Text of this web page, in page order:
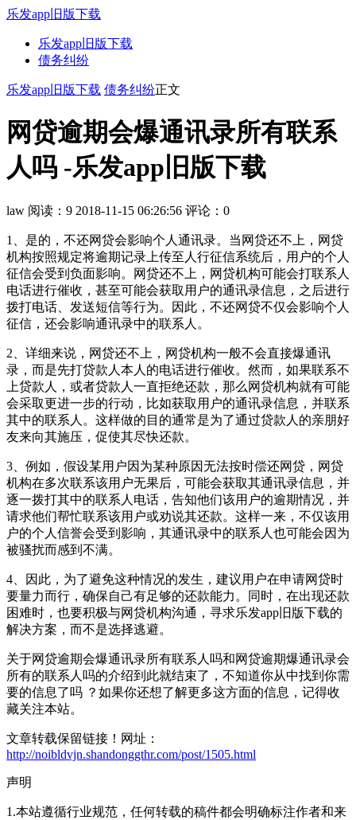
乐发app旧版下载
乐发app旧版下载
债务纠纷
乐发app旧版下载 债务纠纷正文
网贷逾期会爆通讯录所有联系
人吗 -乐发app旧版下载
law 阅读：9 2018-11-15 06:26:56 评论：0
1、是的，不还网贷会影响个人通讯录。当网贷还不上，网贷
机构按照规定将逾期记录上传至人行征信系统后，用户的个人
征信会受到负面影响。网贷还不上，网贷机构可能会打联系人
电话进行催收，甚至可能会获取用户的通讯录信息，之后进行
拨打电话、发送短信等行为。因此，不还网贷不仅会影响个人
征信，还会影响通讯录中的联系人。
2、详细来说，网贷还不上，网贷机构一般不会直接爆通讯
录，而是先打贷款人本人的电话进行催收。然而，如果联系不
上贷款人，或者贷款人一直拒绝还款，那么网贷机构就有可能
会采取更进一步的行动，比如获取用户的通讯录信息，并联系
其中的联系人。这样做的目的通常是为了通过贷款人的亲朋好
友来向其施压，促使其尽快还款。
3、例如，假设某用户因为某种原因无法按时偿还网贷，网贷
机构在多次联系该用户无果后，可能会获取其通讯录信息，并
逐一拨打其中的联系人电话，告知他们该用户的逾期情况，并
请求他们帮忙联系该用户或劝说其还款。这样一来，不仅该用
户的个人信誉会受到影响，其通讯录中的联系人也可能会因为
被骚扰而感到不满。
4、因此，为了避免这种情况的发生，建议用户在申请网贷时
要量力而行，确保自己有足够的还款能力。同时，在出现还款
困难时，也要积极与网贷机构沟通，寻求乐发app旧版下载的
解决方案，而不是选择逃避。
关于网贷逾期会爆通讯录所有联系人吗和网贷逾期爆通讯录会
所有的联系人吗的介绍到此就结束了，不知道你从中找到你需
要的信息了吗 ？如果你还想了解更多这方面的信息，记得收
藏关注本站。
文章转载保留链接！网址：
http://noibldvjn.shandonggthr.com/post/1505.html
声明
1.本站遵循行业规范，任何转载的稿件都会明确标注作者和来